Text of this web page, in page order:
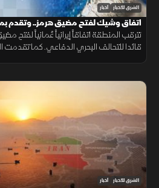
الشرق للأخبار أخبار
اتفاق وشيك لفتح مضيق هرمز.. وتقدم
تترقب المنطقة اتفاقاً إيرانياً عُمانياً لفتح
قائدا للتحالف البحري الدفاعي. كما تقدمت
الشرق للأخبار أخبار